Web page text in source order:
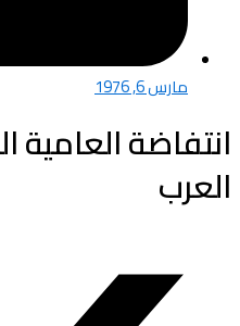
مارس 6, 1976
انتفاضة العامية
العرب